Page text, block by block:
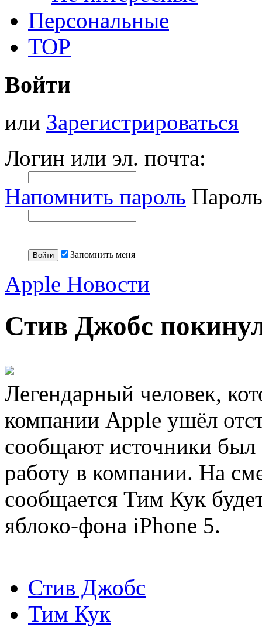
Персональные
TOP
Войти
или Зарегистрироваться
Логин или эл. почта:
Напомнить пароль
Запомнить меня
Apple Новости
Стив Джобс
Легендарный человек,
компании Apple ушёл
сообщают источники был
работу в компании. На
сообщается Тим Кук
яблоко-фона iPhone 5.
Стив Джобс
Тим Кук